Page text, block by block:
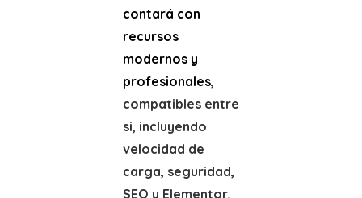
contará con
recursos
modernos y
profesionales,
compatibles entre
si, incluyendo
velocidad de
carga, seguridad,
SEO y Elementor,